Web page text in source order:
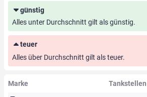
günstig
Alles unter Durchschnitt gilt als günstig.
teuer
Alles über Durchschnitt gilt als teuer.
Marke Tankstellen